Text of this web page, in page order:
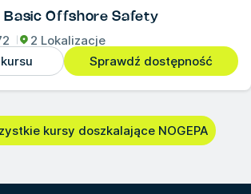
Basic Offshore Safety
2 Lokalizacje
Sprawdź dostępność
kursy doszkalające NOGEPA